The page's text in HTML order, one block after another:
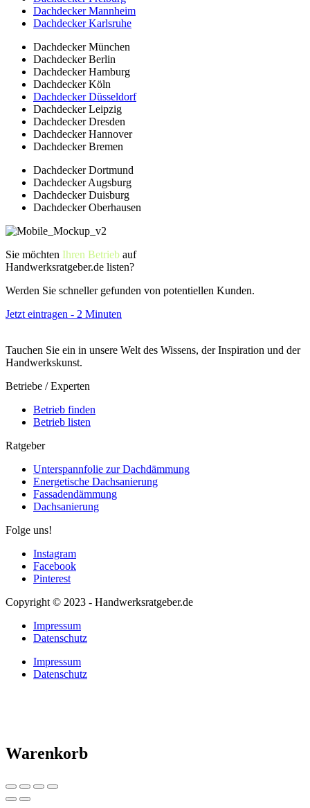
Dachdecker Mannheim
Dachdecker Karlsruhe
Dachdecker München
Dachdecker Berlin
Dachdecker Hamburg
Dachdecker Köln
Dachdecker Düsseldorf
Dachdecker Leipzig
Dachdecker Dresden
Dachdecker Hannover
Dachdecker Bremen
Dachdecker Dortmund
Dachdecker Augsburg
Dachdecker Duisburg
Dachdecker Oberhausen
Sie möchten Ihren Betrieb auf
Handwerksratgeber.de listen?
Werden Sie schneller gefunden von potentiellen Kunden.
Jetzt eintragen - 2 Minuten
Tauchen Sie ein in unsere Welt des Wissens, der Inspiration und der
Handwerkskunst.
Betriebe / Experten
Betrieb finden
Betrieb listen
Ratgeber
Unterspannfolie zur Dachdämmung
Energetische Dachsanierung
Fassadendämmung
Dachsanierung
Folge uns!
Instagram
Facebook
Pinterest
Copyright © 2023 - Handwerksratgeber.de
Impressum
Datenschutz
Impressum
Datenschutz
Warenkorb